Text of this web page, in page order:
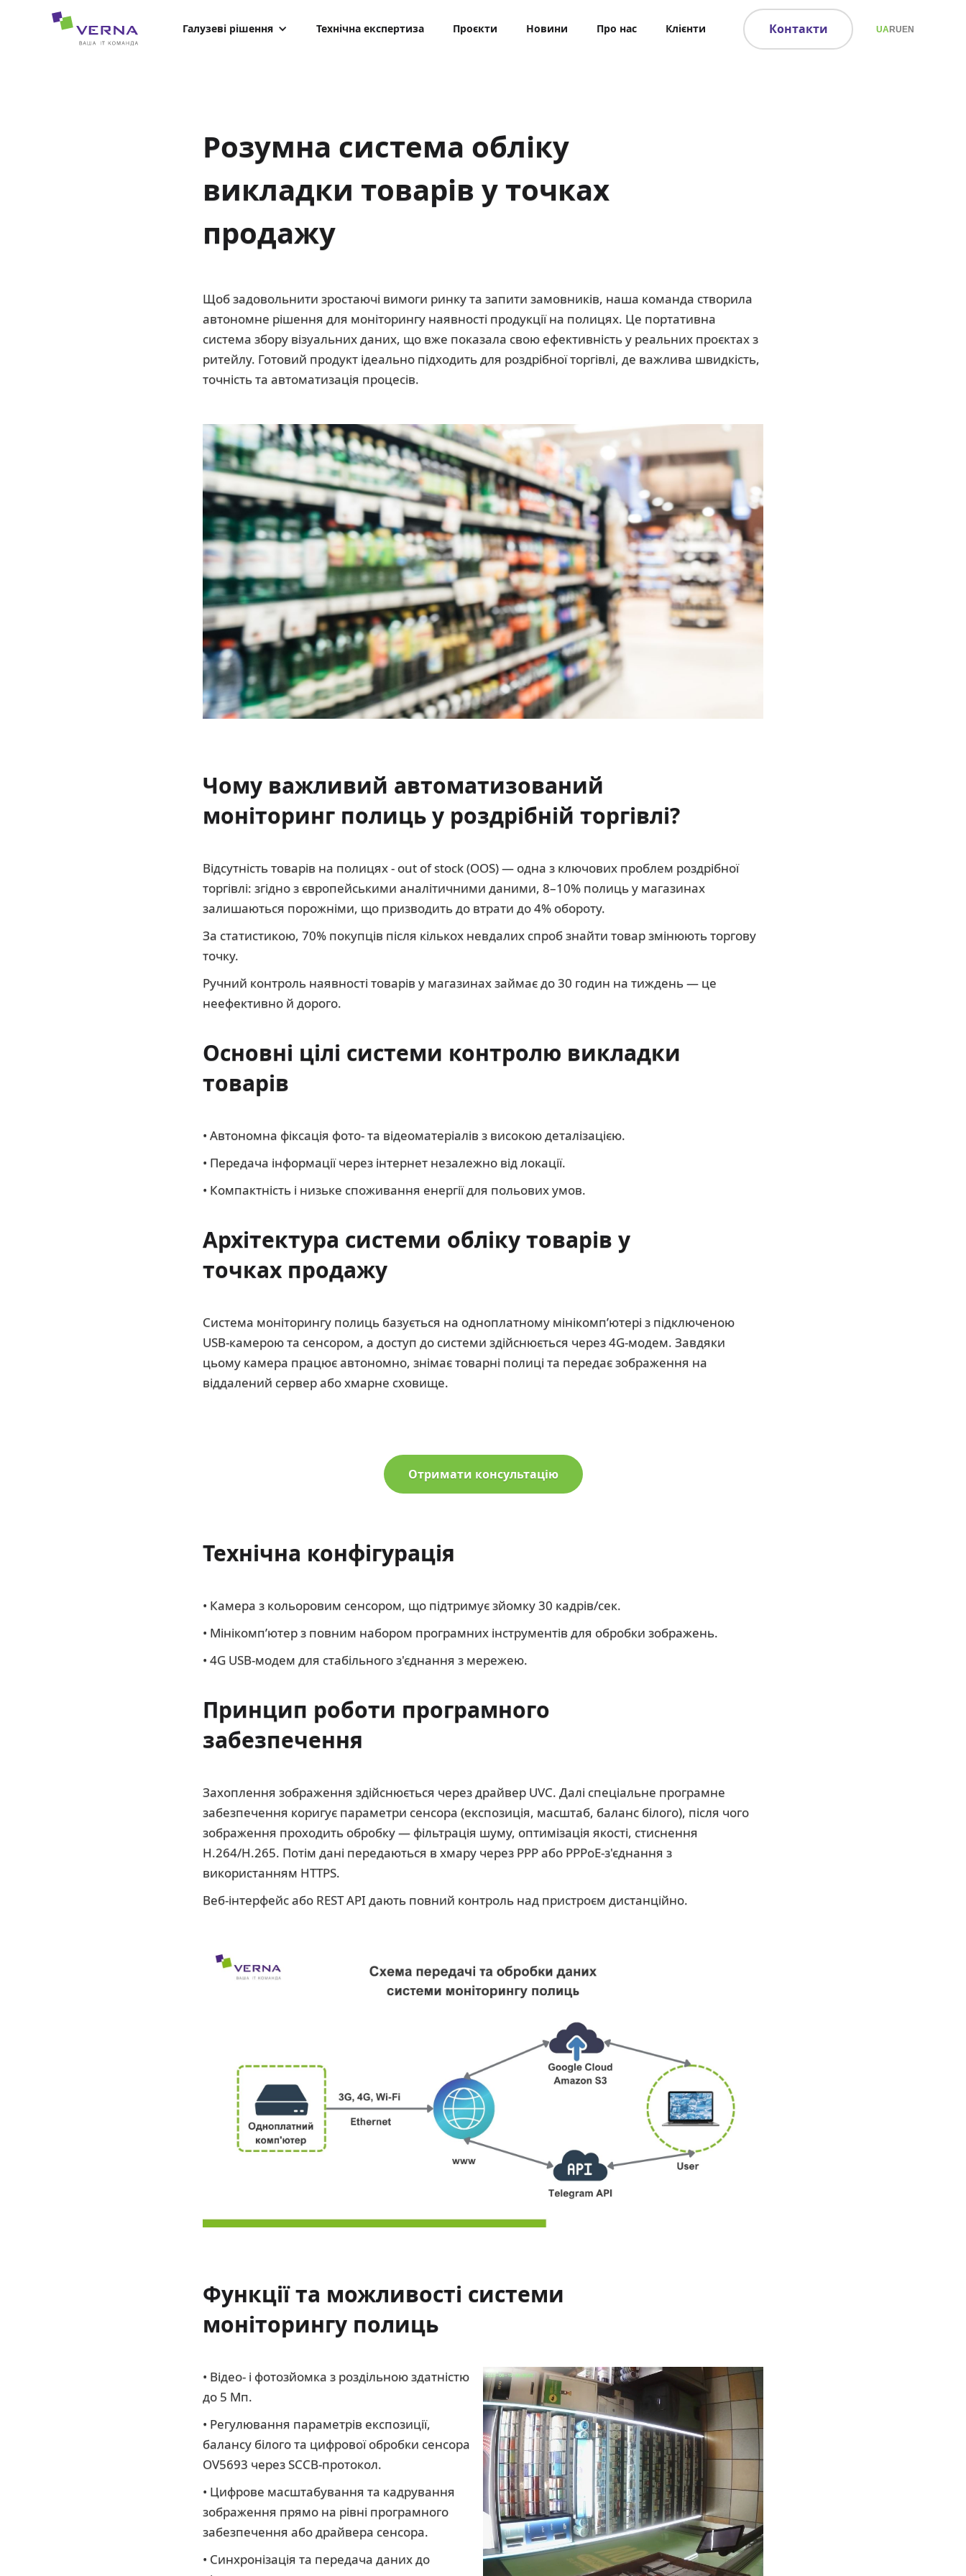
Галузеві рішення Технічна експертиза Проєкти Новини Про нас Клієнти Контакти UARUEN
Розумна система обліку
викладки товарів у точках
продажу
Щоб задовольнити зростаючі вимоги ринку та запити замовників, наша команда створила
автономне рішення для моніторингу наявності продукції на полицях. Це портативна
система збору візуальних даних, що вже показала свою ефективність у реальних проєктах з
ритейлу. Готовий продукт ідеально підходить для роздрібної торгівлі, де важлива швидкість,
точність та автоматизація процесів.
Чому важливий автоматизований
моніторинг полиць у роздрібній торгівлі?
Відсутність товарів на полицях - out of stock (OOS) — одна з ключових проблем роздрібної
торгівлі: згідно з європейськими аналітичними даними, 8–10% полиць у магазинах
залишаються порожніми, що призводить до втрати до 4% обороту.
За статистикою, 70% покупців після кількох невдалих спроб знайти товар змінюють торгову
точку.
Ручний контроль наявності товарів у магазинах займає до 30 годин на тиждень — це
неефективно й дорого.
Основні цілі системи контролю викладки
товарів
• Автономна фіксація фото- та відеоматеріалів з високою деталізацією.
• Передача інформації через інтернет незалежно від локації.
• Компактність і низьке споживання енергії для польових умов.
Архітектура системи обліку товарів у
точках продажу
Система моніторингу полиць базується на одноплатному мінікомп’ютері з підключеною
USB-камерою та сенсором, а доступ до системи здійснюється через 4G-модем. Завдяки
цьому камера працює автономно, знімає товарні полиці та передає зображення на
віддалений сервер або хмарне сховище.
Отримати консультацію
Технічна конфігурація
• Камера з кольоровим сенсором, що підтримує зйомку 30 кадрів/сек.
• Мінікомп’ютер з повним набором програмних інструментів для обробки зображень.
• 4G USB-модем для стабільного з'єднання з мережею.
Принцип роботи програмного
забезпечення
Захоплення зображення здійснюється через драйвер UVC. Далі спеціальне програмне
забезпечення коригує параметри сенсора (експозиція, масштаб, баланс білого), після чого
зображення проходить обробку — фільтрація шуму, оптимізація якості, стиснення
H.264/H.265. Потім дані передаються в хмару через PPP або PPPoE-з'єднання з
використанням HTTPS.
Веб-інтерфейс або REST API дають повний контроль над пристроєм дистанційно.
Функції та можливості системи
моніторингу полиць
• Відео- і фотозйомка з роздільною здатністю
до 5 Мп.
• Регулювання параметрів експозиції,
балансу білого та цифрової обробки сенсора
OV5693 через SCCB-протокол.
• Цифрове масштабування та кадрування
зображення прямо на рівні програмного
забезпечення або драйвера сенсора.
• Синхронізація та передача даних до